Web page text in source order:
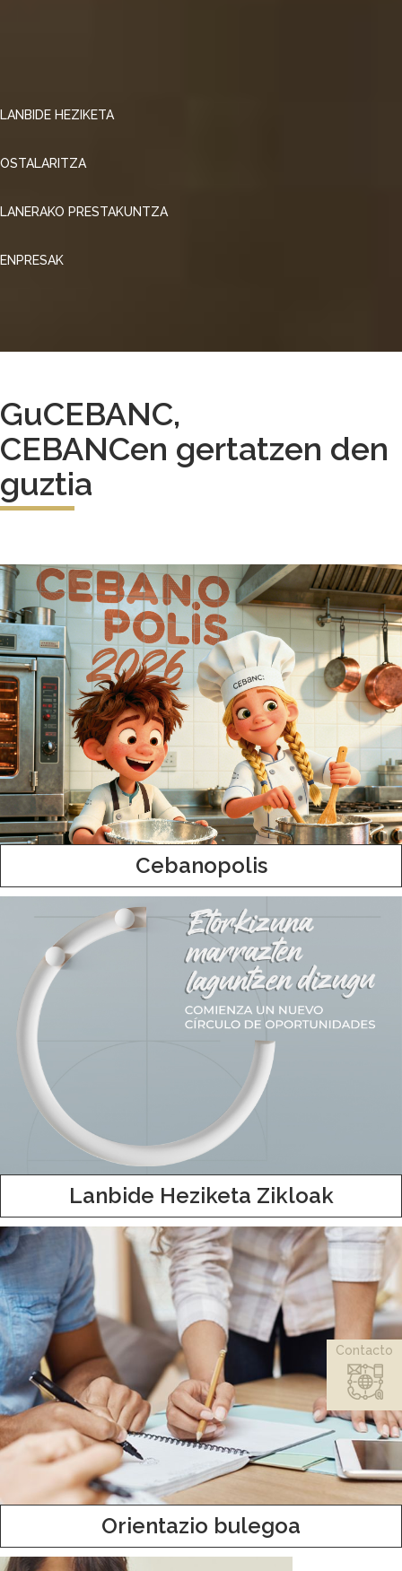
LANBIDE HEZIKETA
OSTALARITZA
LANERAKO PRESTAKUNTZA
ENPRESAK
GuCEBANC,
CEBANCen gertatzen den
guztia
Cebanopolis
Lanbide Heziketa Zikloak
Orientazio bulegoa
Contacto